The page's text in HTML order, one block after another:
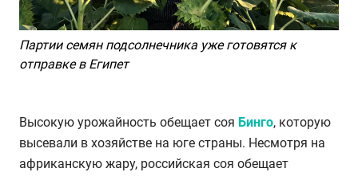
Партии семян подсолнечника уже готовятся к
отправке в Египет
Высокую урожайность обещает соя Бинго, которую
высевали в хозяйстве на юге страны. Несмотря на
африканскую жару, российская соя обещает